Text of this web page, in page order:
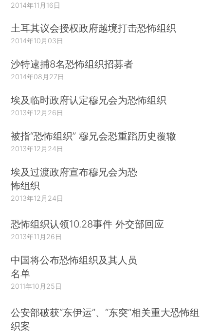
2014年11月16日
土耳其议会授权政府越境打击恐怖组织
2014年10月03日
沙特逮捕8名恐怖组织招募者
2014年08月27日
埃及临时政府认定穆兄会为恐怖组织
2013年12月26日
被指“恐怖组织” 穆兄会恐重蹈历史覆辙
2013年12月24日
埃及过渡政府宣布穆兄会为恐
怖组织
2013年12月24日
恐怖组织认领10.28事件 外交部回应
2013年11月26日
中国将公布恐怖组织及其人员
名单
2011年10月25日
公安部破获“东伊运”、“东突”相关重大恐怖组
织案